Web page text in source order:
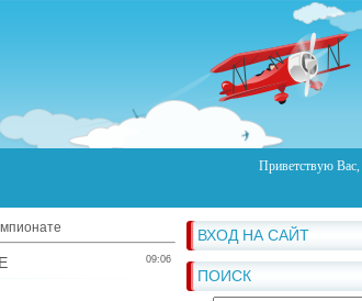
Приветствую Вас,
ВХОД НА САЙТ
ПОИСК
09:06